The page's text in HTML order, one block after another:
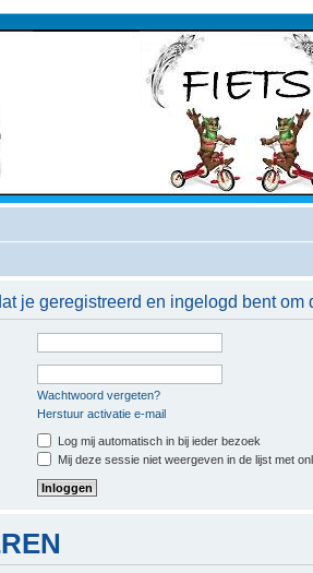
je geregistreerd en ingelogd bent
Wachtwoord vergeten?
Herstuur activatie e-mail
Log mij automatisch in bij ieder bezoek
Mij deze sessie niet weergeven in de lijst met